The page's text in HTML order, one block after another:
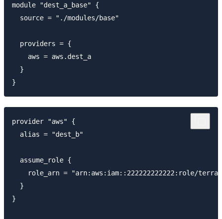
module "dest_a_base" {
  source = "./modules/base"
  providers = {
    aws = aws.dest_a
  }
provider "aws" {
  alias = "dest_b"
  assume_role {
role_arn = "arn:aws:iam::222222222222:role/
  }
}